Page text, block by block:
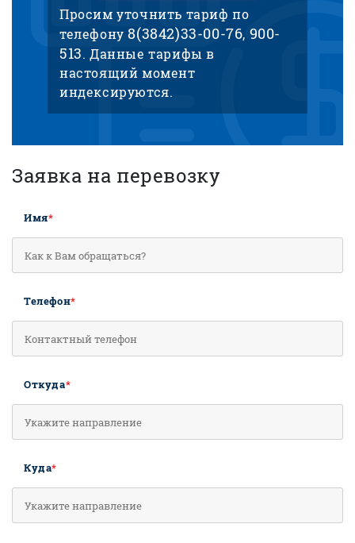
Просим уточнить тариф по
телефону8(3842)33-00-76, 900-
513. Данные тарифы в
настоящий момент
индексируются.
Заявка на перевозку
Имя*
Телефон*
Откуда*
Куда*